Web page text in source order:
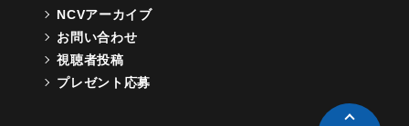
NCVアーカイブ
お問い合わせ
視聴者投稿
プレゼント応募